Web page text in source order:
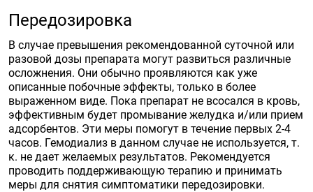
Передозировка
В случае превышения рекомендованной суточной или
разовой дозы препарата могут развиться различные
осложнения. Они обычно проявляются как уже
описанные побочные эффекты, только в более
выраженном виде. Пока препарат не всосался в кровь,
эффективным будет промывание желудка и/или прием
адсорбентов. Эти меры помогут в течение первых 2-4
часов. Гемодиализ в данном случае не используется, т.
к. не дает желаемых результатов. Рекомендуется
проводить поддерживающую терапию и принимать
меры для снятия симптоматики передозировки.